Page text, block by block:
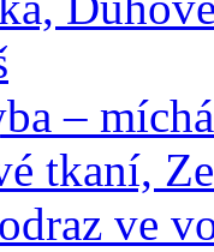
–
tkaní,
ve